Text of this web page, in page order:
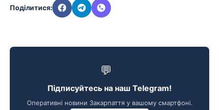
Поділитися:
💬
Підписуйтесь на наш Telegram!
Оперативні новини Закарпаття у вашому смартфоні.